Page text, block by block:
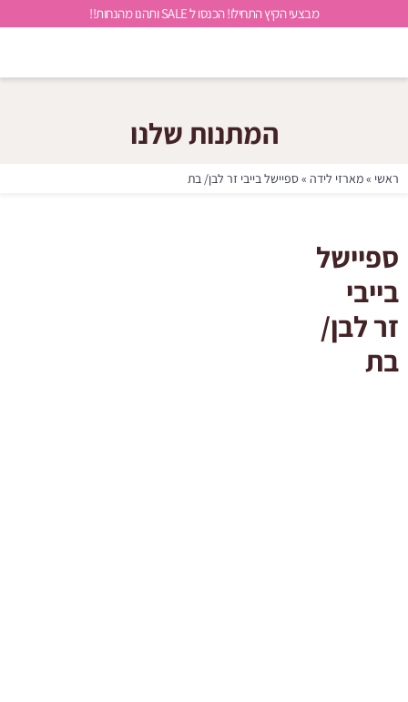
מבצעי הקיץ התחילו! הכנסו ל SALE ותהנו מהנחות!!
המתנות שלנו
ראשי »מארזי לידה »ספיישל בייבי זר לבן/ בת
ספיישל
בייבי
זר לבן/
בת